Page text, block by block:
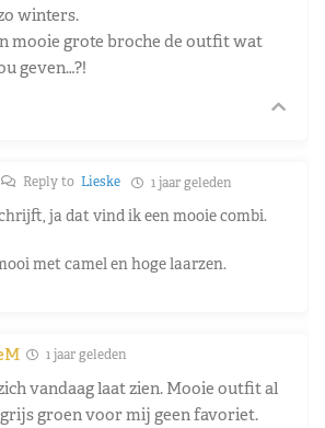
winters.
mooie grote broche de outfit wat
geven…?!
Reply to Lieske 1 jaar geleden
ja dat vind ik een mooie combi.
met camel en hoge laarzen.
1 jaar geleden
vandaag laat zien. Mooie outfit al
groen voor mij geen favoriet.